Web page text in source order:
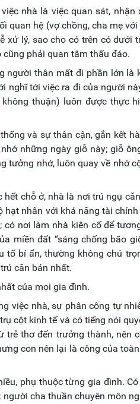
nhà là việc quan sát,
hệ (vợ chồng, cha mẹ
xử lý, sao cho có trên có dưới
phải quan tâm thấu đáo.
người thân mất đi phần lớn
nghĩ tới việc ra đi của người
thuận) luôn được thực
và sự thân cận, gắn kết
những ngày giỗ này; giỗ
tưởng nhớ, luôn quay về nhớ
chỗ ở, nhà là nơi trú ngụ
hạt nhân với khả năng tài
nơi làm nhà kiên cố để
miền đất “sáng chống bão
tố bí ẩn, thường không chú
căn bản nhất.
của mọi gia đình.
việc nhà, sự phân công tự
cột kinh tế và có tiếng nói
thơ đến trưởng thành, nên
con nên lại là công của
phụ thuộc từng gia đình.
cha thuần chuyên môn